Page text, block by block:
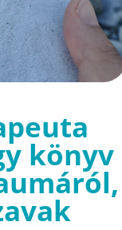
könyv